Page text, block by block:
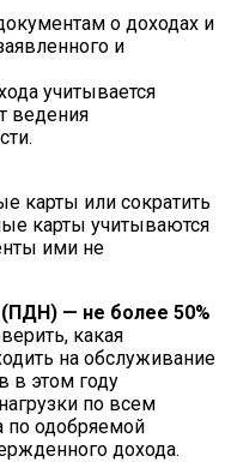
о доходах и
и
учитывается
ведения
карты или сократить
карты учитываются
ими не
(ПДН) — не более 50%
какая
на обслуживание
в этом году
по всем
по одобряемой
дохода.